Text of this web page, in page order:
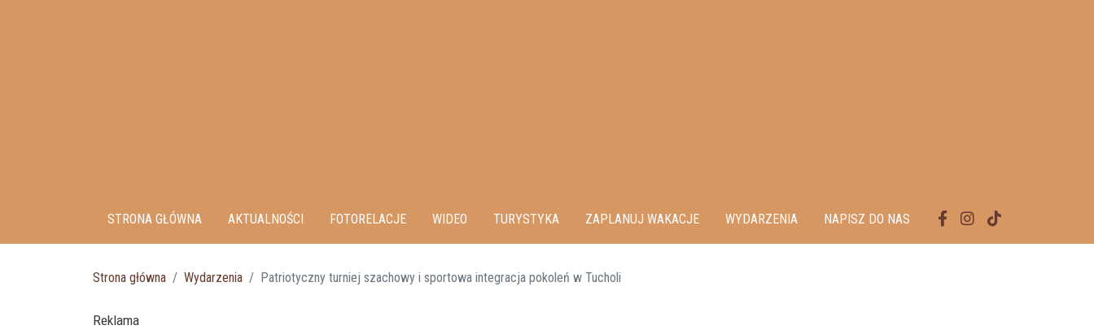
STRONA GŁÓWNA AKTUALNOŚCI FOTORELACJE WIDEO TURYSTYKA ZAPLANUJ WAKACJE WYDARZENIA NAPISZ DO NAS
Strona główna Wydarzenia Patriotyczny turniej szachowy i sportowa integracja pokoleń w Tucholi
Reklama